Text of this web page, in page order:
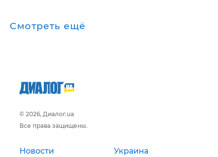
Смотреть ещё
© 2026, Диалог.ua
Все права защищены.
Новости Украина